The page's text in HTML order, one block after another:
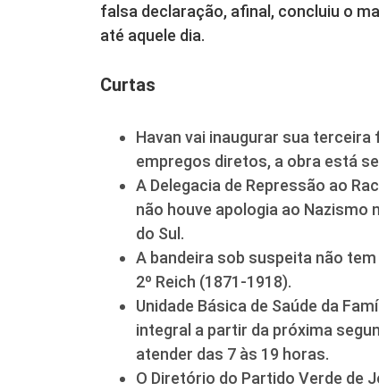
falsa declaração, afinal, concluiu o
até aquele dia.
Curtas
Havan vai inaugurar sua terceira
empregos diretos, a obra está
A Delegacia de Repressão ao
não houve apologia ao Nazismo
do Sul.
A bandeira sob suspeita não
2º Reich (1871-1918).
Unidade Básica de Saúde da
integral a partir da próxima
atender das 7 às 19 horas.
O Diretório do Partido Verde de